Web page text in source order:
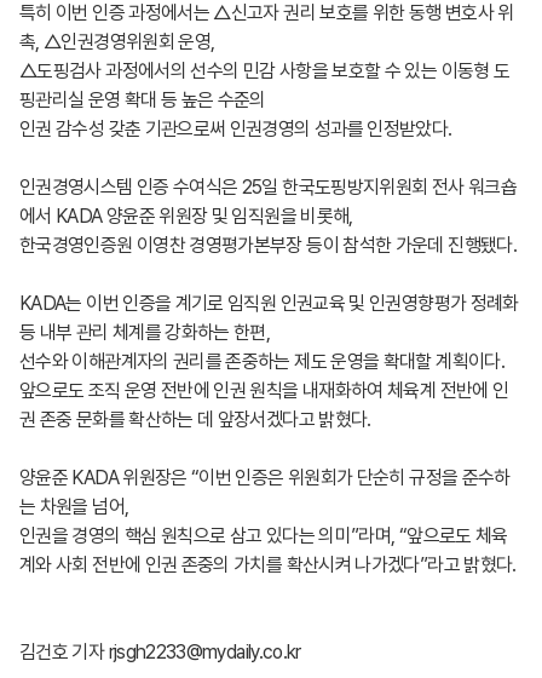
특히 이번 인증 과정에서는 △신고자 권리 보호를 위한 동행 변호사 위
촉, △인권경영위원회 운영,
△도핑검사 과정에서의 선수의 민감 사항을 보호할 수 있는 이동형 도
핑관리실 운영 확대 등 높은 수준의
인권 감수성 갖춘 기관으로써 인권경영의 성과를 인정받았다.
인권경영시스템 인증 수여식은 25일 한국도핑방지위원회 전사 워크숍
에서 KADA 양윤준 위원장 및 임직원을 비롯해,
한국경영인증원 이영찬 경영평가본부장 등이 참석한 가운데 진행됐다.
KADA는 이번 인증을 계기로 임직원 인권교육 및 인권영향평가 정례화
등 내부 관리 체계를 강화하는 한편,
선수와 이해관계자의 권리를 존중하는 제도 운영을 확대할 계획이다.
앞으로도 조직 운영 전반에 인권 원칙을 내재화하여 체육계 전반에 인
권 존중 문화를 확산하는 데 앞장서겠다고 밝혔다.
양윤준 KADA 위원장은 “이번 인증은 위원회가 단순히 규정을 준수하
는 차원을 넘어,
인권을 경영의 핵심 원칙으로 삼고 있다는 의미”라며, “앞으로도 체육
계와 사회 전반에 인권 존중의 가치를 확산시켜 나가겠다”라고 밝혔다.
김건호 기자 rjsgh2233@mydaily.co.kr